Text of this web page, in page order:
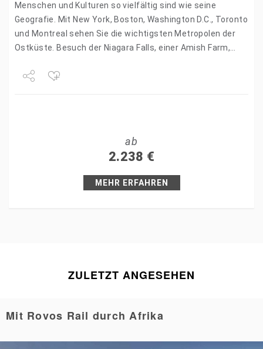
Menschen und Kulturen so vielfältig sind wie seine
Geografie. Mit New York, Boston, Washington D.C., Toronto
und Montreal sehen Sie die wichtigsten Metropolen der
Ostküste. Besuch der Niagara Falls, einer Amish Farm,
ab
2.238 €
MEHR ERFAHREN
ZULETZT ANGESEHEN
Mit Rovos Rail durch Afrika